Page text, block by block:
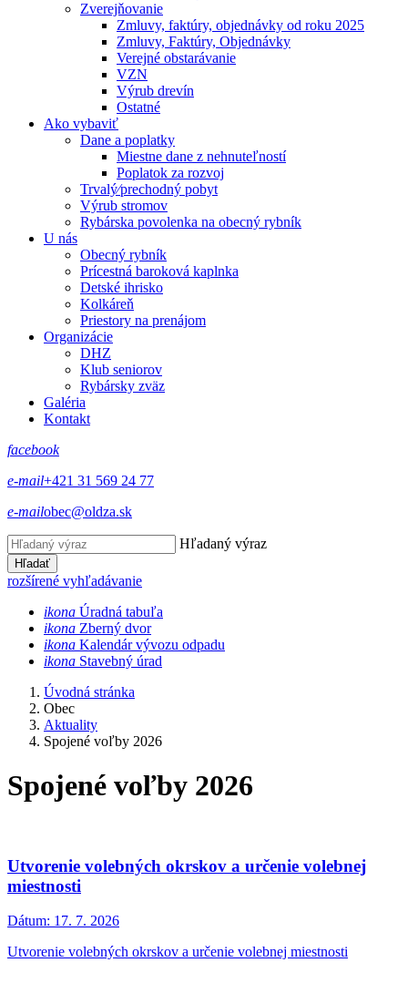
Zverejňovanie
Zmluvy, faktúry, objednávky od roku 2025
Zmluvy, Faktúry, Objednávky
Verejné obstarávanie
VZN
Výrub drevín
Ostatné
Ako vybaviť
Dane a poplatky
Miestne dane z nehnuteľností
Poplatok za rozvoj
Trvalý⁄prechodný pobyt
Výrub stromov
Rybárska povolenka na obecný rybník
U nás
Obecný rybník
Prícestná baroková kaplnka
Detské ihrisko
Kolkáreň
Priestory na prenájom
Organizácie
DHZ
Klub seniorov
Rybársky zväz
Galéria
Kontakt
facebook
e-mail+421 31 569 24 77
e-mailobec@oldza.sk
Hľadaný výraz
Hľadať
rozšírené vyhľadávanie
ikona Úradná tabuľa
ikona Zberný dvor
ikona Kalendár vývozu odpadu
ikona Stavebný úrad
Úvodná stránka
Obec
Aktuality
Spojené voľby 2026
Spojené voľby 2026
Utvorenie volebných okrskov a určenie volebnej
miestnosti
Dátum: 17. 7. 2026
Utvorenie volebných okrskov a určenie volebnej miestnosti